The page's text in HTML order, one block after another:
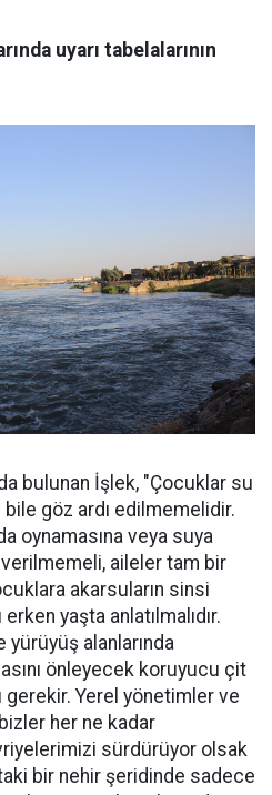
uyarı tabelalarının
bulunan İşlek, "Çocuklar su
bile göz ardı edilmemelidir.
oynamasına veya suya
aileler tam bir
akarsuların sinsi
yaşta anlatılmalıdır.
yürüyüş alanlarında
önleyecek koruyucu çit
gerekir. Yerel yönetimler ve
her ne kadar
sürdürüyor olsak
bir nehir şeridinde sadece